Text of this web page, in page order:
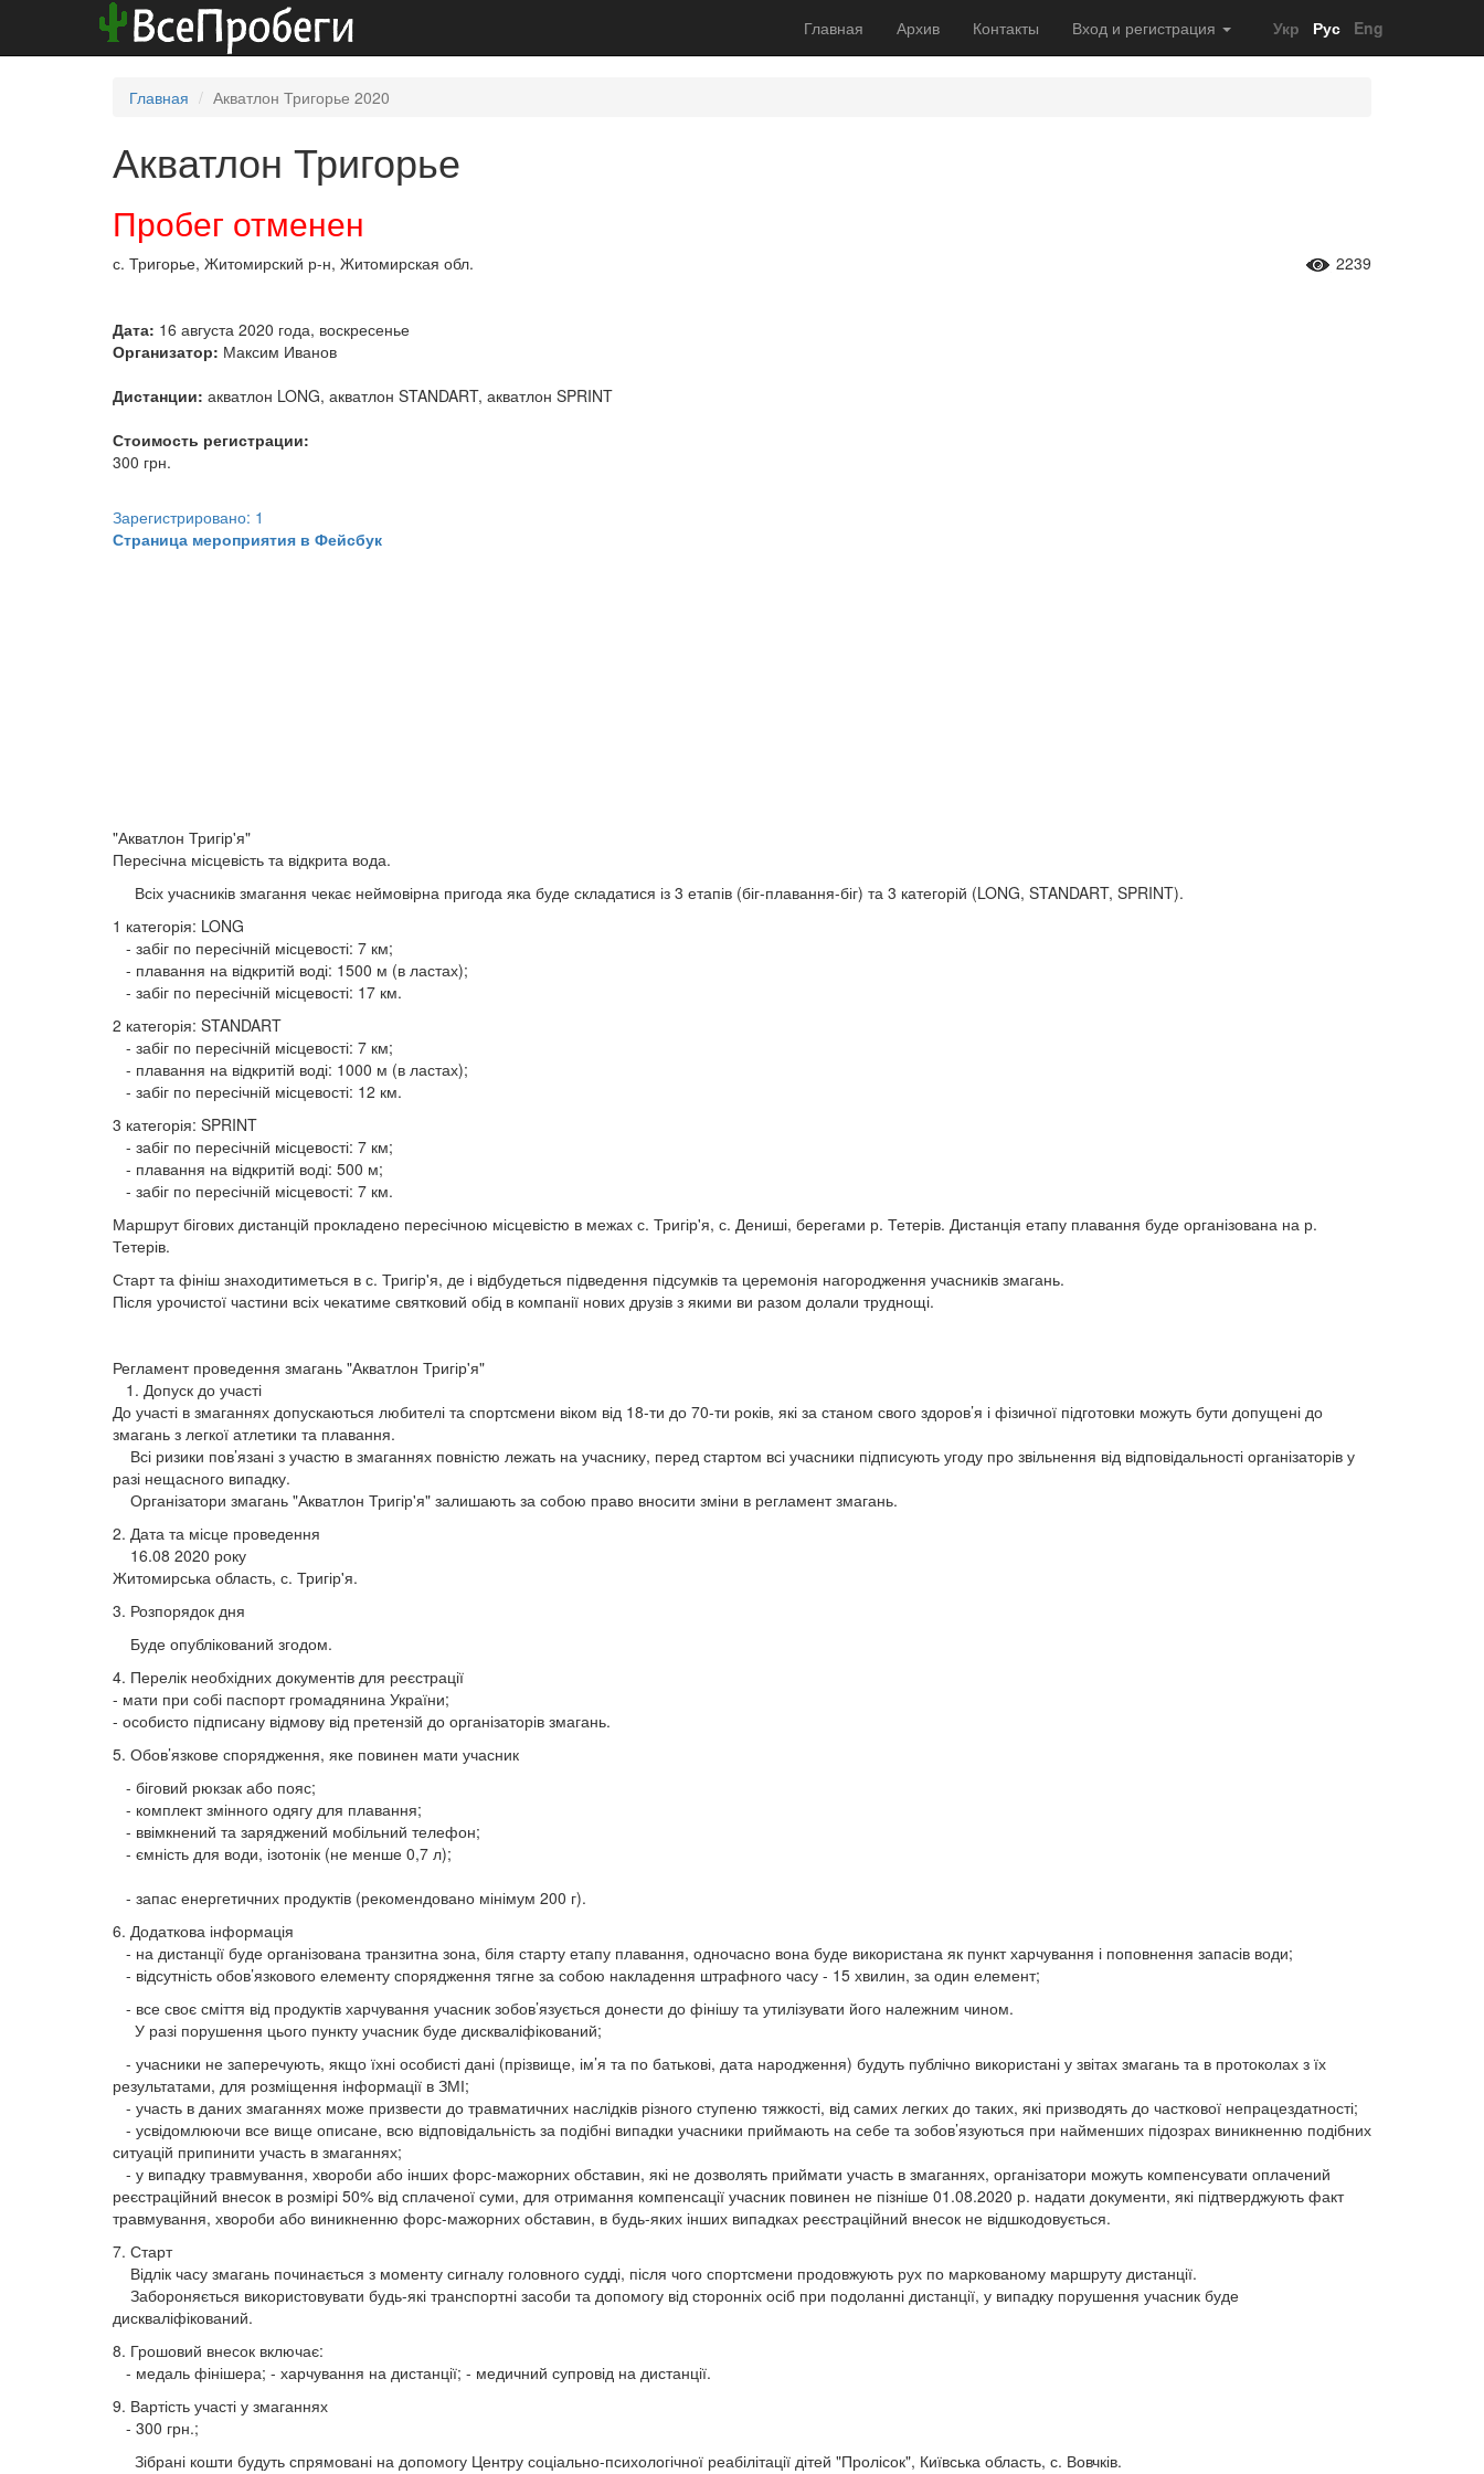
Главная Архив Контакты Вход и регистрация Укр Рус Eng
Главная Акватлон Тригорье 2020
Акватлон Тригорье
Пробег отменен
с. Тригорье, Житомирский р-н, Житомирская обл. 2239
Дата: 16 августа 2020 года, воскресенье
Организатор: Максим Иванов
Дистанции: акватлон LONG, акватлон STANDART, акватлон SPRINT
Стоимость регистрации:
300 грн.
Зарегистрировано: 1
Страница мероприятия в Фейсбук
"Акватлон Тригір'я"
Пересічна місцевість та відкрита вода.
Всіх учасників змагання чекає неймовірна пригода яка буде складатися із 3 етапів (біг-плавання-біг) та 3 категорій (LONG, STANDART, SPRINT).
1 категорія: LONG
- забіг по пересічній місцевості: 7 км;
- плавання на відкритій воді: 1500 м (в ластах);
- забіг по пересічній місцевості: 17 км.
2 категорія: STANDART
- забіг по пересічній місцевості: 7 км;
- плавання на відкритій воді: 1000 м (в ластах);
- забіг по пересічній місцевості: 12 км.
3 категорія: SPRINT
- забіг по пересічній місцевості: 7 км;
- плавання на відкритій воді: 500 м;
- забіг по пересічній місцевості: 7 км.
Маршрут бігових дистанцій прокладено пересічною місцевістю в межах с. Тригір'я, с. Дениші, берегами р. Тетерів. Дистанція етапу плавання буде організована на р.
Тетерів.
Старт та фініш знаходитиметься в с. Тригір'я, де і відбудеться підведення підсумків та церемонія нагородження учасників змагань.
Після урочистої частини всіх чекатиме святковий обід в компанії нових друзів з якими ви разом долали труднощі.
Регламент проведення змагань "Акватлон Тригір'я"
1. Допуск до участі
До участі в змаганнях допускаються любителі та спортсмени віком від 18-ти до 70-ти років, які за станом свого здоров’я і фізичної підготовки можуть бути допущені до
змагань з легкої атлетики та плавання.
Всі ризики пов’язані з участю в змаганнях повністю лежать на учаснику, перед стартом всі учасники підписують угоду про звільнення від відповідальності організаторів у
разі нещасного випадку.
Організатори змагань "Акватлон Тригір'я" залишають за собою право вносити зміни в регламент змагань.
2. Дата та місце проведення
16.08 2020 року
Житомирська область, с. Тригір'я.
3. Розпорядок дня
Буде опублікований згодом.
4. Перелік необхідних документів для реєстрації
- мати при собі паспорт громадянина України;
- особисто підписану відмову від претензій до організаторів змагань.
5. Обов’язкове спорядження, яке повинен мати учасник
- біговий рюкзак або пояс;
- комплект змінного одягу для плавання;
- ввімкнений та заряджений мобільний телефон;
- ємність для води, ізотонік (не менше 0,7 л);
- запас енергетичних продуктів (рекомендовано мінімум 200 г).
6. Додаткова інформація
- на дистанції буде організована транзитна зона, біля старту етапу плавання, одночасно вона буде використана як пункт харчування і поповнення запасів води;
- відсутність обов’язкового елементу спорядження тягне за собою накладення штрафного часу - 15 хвилин, за один елемент;
- все своє сміття від продуктів харчування учасник зобов’язується донести до фінішу та утилізувати його належним чином.
У разі порушення цього пункту учасник буде дискваліфікований;
- учасники не заперечують, якщо їхні особисті дані (прізвище, ім’я та по батькові, дата народження) будуть публічно використані у звітах змагань та в протоколах з їх
результатами, для розміщення інформації в ЗМІ;
- участь в даних змаганнях може призвести до травматичних наслідків різного ступеню тяжкості, від самих легких до таких, які призводять до часткової непрацездатності;
- усвідомлюючи все вище описане, всю відповідальність за подібні випадки учасники приймають на себе та зобов’язуються при найменших підозрах виникненню подібних
ситуацій припинити участь в змаганнях;
- у випадку травмування, хвороби або інших форс-мажорних обставин, які не дозволять приймати участь в змаганнях, організатори можуть компенсувати оплачений
реєстраційний внесок в розмірі 50% від сплаченої суми, для отримання компенсації учасник повинен не пізніше 01.08.2020 р. надати документи, які підтверджують факт
травмування, хвороби або виникненню форс-мажорних обставин, в будь-яких інших випадках реєстраційний внесок не відшкодовується.
7. Старт
Відлік часу змагань починається з моменту сигналу головного судді, після чого спортсмени продовжують рух по маркованому маршруту дистанції.
Забороняється використовувати будь-які транспортні засоби та допомогу від сторонніх осіб при подоланні дистанції, у випадку порушення учасник буде
дискваліфікований.
8. Грошовий внесок включає:
- медаль фінішера; - харчування на дистанції; - медичний супровід на дистанції.
9. Вартість участі у змаганнях
- 300 грн.;
Зібрані кошти будуть спрямовані на допомогу Центру соціально-психологічної реабілітації дітей "Пролісок", Київська область, с. Вовчків.